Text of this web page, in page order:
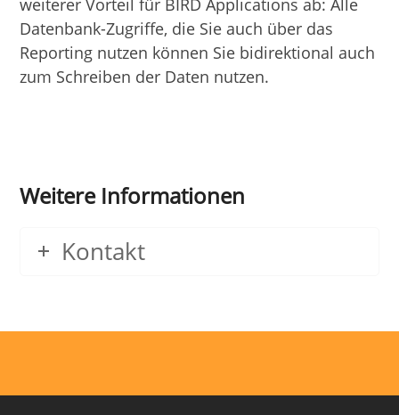
weiterer Vorteil für BIRD Applications ab: Alle
Datenbank-Zugriffe, die Sie auch über das
Reporting nutzen können Sie bidirektional auch
zum Schreiben der Daten nutzen.
Weitere Informationen
Kontakt